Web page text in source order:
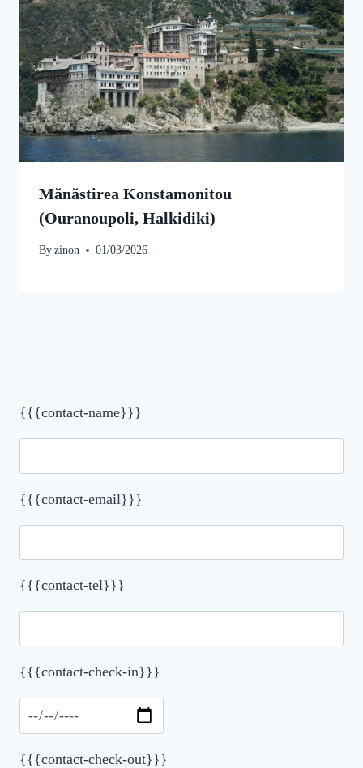
Mănăstirea Konstamonitou
(Ouranoupoli, Halkidiki)
Byzinon 01/03/2026
{{{contact-name}}}
{{{contact-email}}}
{{{contact-tel}}}
Please leave this field empty.
{{{contact-check-in}}}
{{{contact-check-out}}}